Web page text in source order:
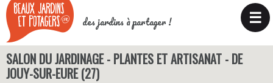
des jardins à partager ! ☰
SALON DU JARDINAGE - PLANTES ET ARTISANAT - DE
JOUY-SUR-EURE (27)